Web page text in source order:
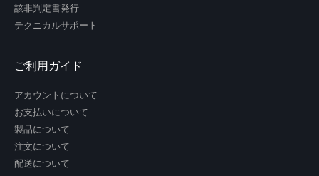
該非判定書発行
テクニカルサポート
ご利用ガイド
アカウントについて
お支払いについて
製品について
注文について
配送について